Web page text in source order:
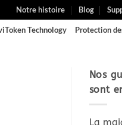
Notre histoire Blog
Technology Protection
Nos
sont
La